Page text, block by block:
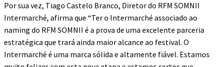
Por sua vez, Tiago Castelo Branco, Diretor do RFM SOMNII
Intermarché, afirma que “Ter o Intermarché associado ao
naming do RFM SOMNII é a prova de uma excelente parceria
estratégica que trará ainda maior alcance ao festival. O
Intermarché é uma marca sólida e altamente fiável. Estamos